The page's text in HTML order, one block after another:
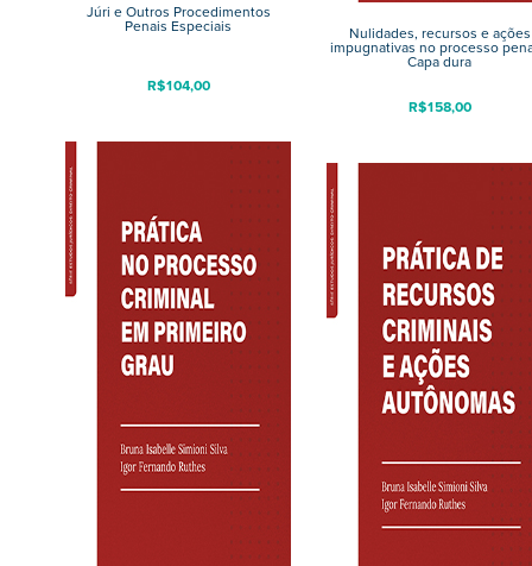
Júri e Outros Procedimentos
Penais Especiais
R$104,00
Nulidades, recursos e ações
impugnativas no processo
Capa dura
R$158,00